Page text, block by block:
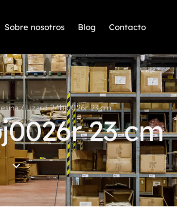
Sobre nosotros Blog Contacto
Lizard 24bj0026r 23 cm
23 cm